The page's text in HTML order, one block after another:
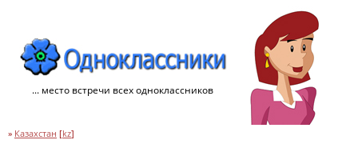
... место встречи всех одноклассников
» Казахстан [kz]